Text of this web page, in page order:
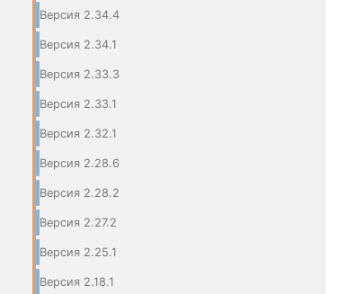
Версия 2.34.4
Версия 2.34.1
Версия 2.33.3
Версия 2.33.1
Версия 2.32.1
Версия 2.28.6
Версия 2.28.2
Версия 2.27.2
Версия 2.25.1
Версия 2.18.1